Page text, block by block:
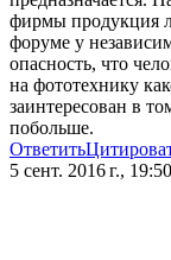
фирмы продукция
форуме у
опасность, что
на фототехнику
заинтересован в
побольше.
Ответить
5 сент. 2016 г.,